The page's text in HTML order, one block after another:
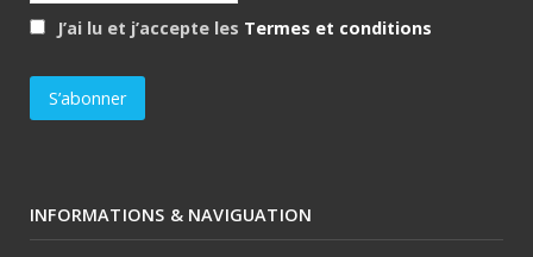
J’ai lu et j’accepte les Termes et conditions
INFORMATIONS & NAVIGUATION